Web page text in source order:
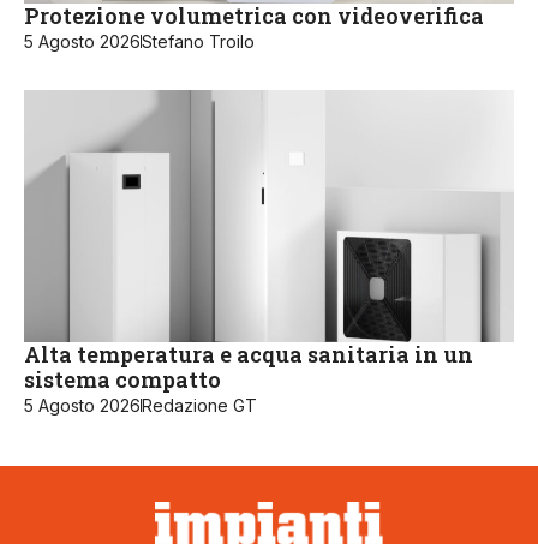
Protezione volumetrica con videoverifica
5 Agosto 2026Stefano Troilo
Alta temperatura e acqua sanitaria in un
sistema compatto
5 Agosto 2026Redazione GT